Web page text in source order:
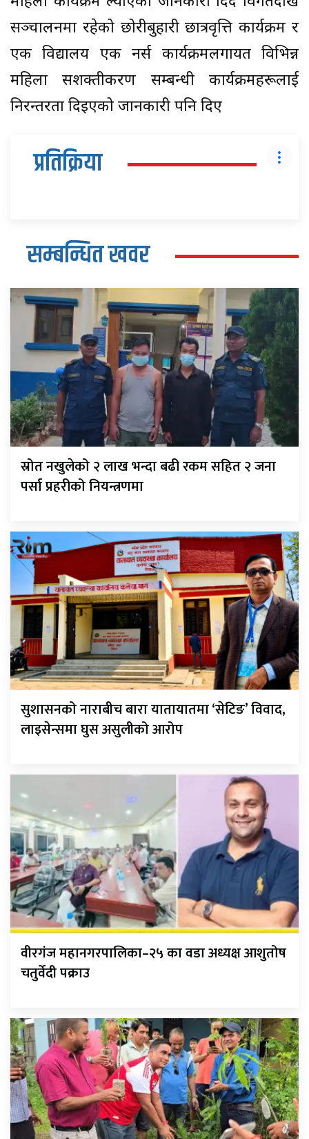
सञ्चालनमा रहेको छोरीबुहारी छात्रवृत्ति कार्यक्रम र
एक विद्यालय एक नर्स कार्यक्रमलगायत विभिन्न
महिला सशक्तीकरण सम्बन्धी कार्यक्रमहरूलाई
निरन्तरता दिइएको जानकारी पनि दिए
प्रतिक्रिया
सम्बन्धित खवर
स्रोत नखुलेको २ लाख भन्दा बढी रकम सहित २ जना
पर्सा प्रहरीको नियन्त्रणमा
सुशासनको नाराबीच बारा यातायातमा ‘सेटिङ’ विवाद,
लाइसेन्समा घुस असुलीको आरोप
वीरगंज महानगरपालिका–२५ का वडा अध्यक्ष आशुतोष
चतुर्वेदी पक्राउ